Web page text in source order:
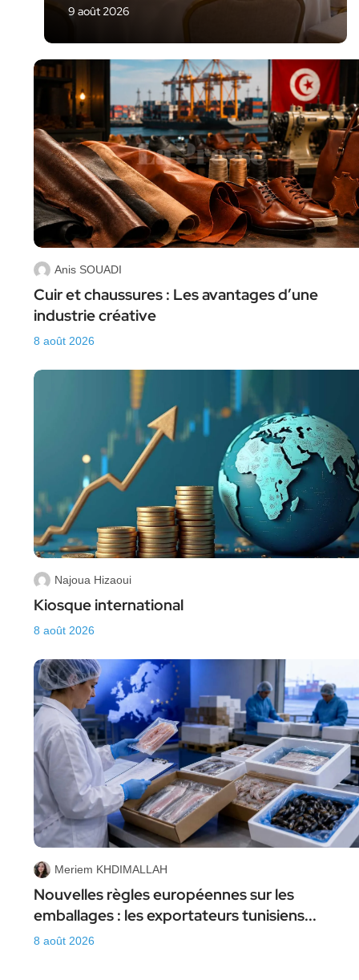
9 août 2026
Anis SOUADI
Cuir et chaussures : Les avantages d’une
industrie créative
8 août 2026
Najoua Hizaoui
Kiosque international
8 août 2026
Meriem KHDIMALLAH
Nouvelles règles européennes sur les
emballages : les exportateurs tunisiens...
8 août 2026